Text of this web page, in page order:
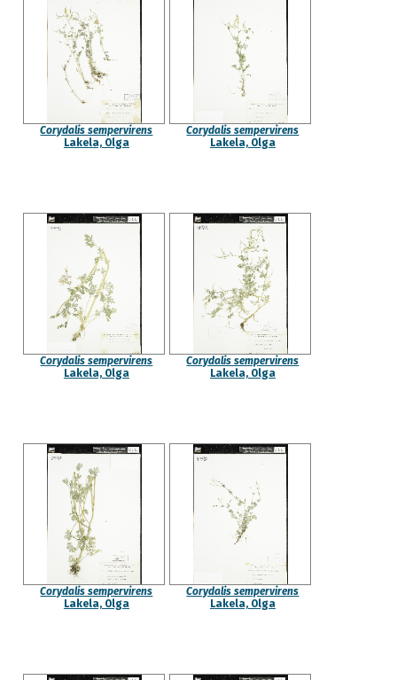
Corydalis sempervirens
Lakela, Olga
Corydalis sempervirens
Lakela, Olga
Corydalis sempervirens
Lakela, Olga
Corydalis sempervirens
Lakela, Olga
Corydalis sempervirens
Lakela, Olga
Corydalis sempervirens
Lakela, Olga